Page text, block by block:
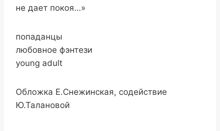
не дает покоя…»
попаданцы
любовное фэнтези
young adult
Обложка Е.Снежинская, содействие
Ю.Талановой